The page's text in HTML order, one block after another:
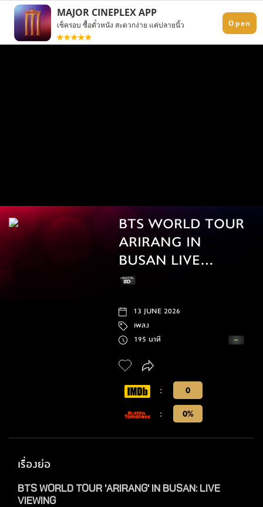
BTS WORLD TOUR
ARIRANG IN
BUSAN LIVE
VIEWING
13 JUNE 2026
เพลง
195 นาที
:
0
:
0%
เรื่องย่อ
BTS WORLD TOUR 'ARIRANG' IN BUSAN: LIVE
VIEWING